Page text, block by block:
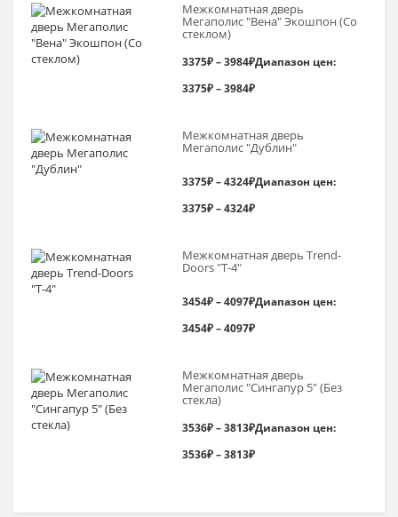
Межкомнатная дверь
Мегаполис "Вена" Экошпон (Со
стеклом)
3375₽–3984₽Диапазон цен:
3375₽ – 3984₽
Межкомнатная дверь
Мегаполис "Дублин"
3375₽–4324₽Диапазон цен:
3375₽ – 4324₽
Межкомнатная дверь Trend-
Doоrs "Т-4"
3454₽–4097₽Диапазон цен:
3454₽ – 4097₽
Межкомнатная дверь
Мегаполис "Сингапур 5" (Без
стекла)
3536₽–3813₽Диапазон цен:
3536₽ – 3813₽